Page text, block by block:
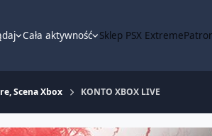
Cała aktywność Sklep PSX Extreme
Scena Xbox KONTO XBOX LIVE